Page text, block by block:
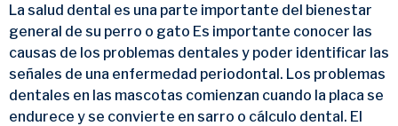
La salud dental es una parte importante del bienestar
general de su perro o gato Es importante conocer las
causas de los problemas dentales y poder identificar las
señales de una enfermedad periodontal. Los problemas
dentales en las mascotas comienzan cuando la placa se
endurece y se convierte en sarro o cálculo dental. El